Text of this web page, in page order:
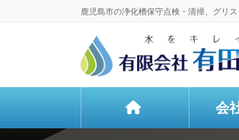
鹿児島市の浄化槽保守点検・清掃、グリ
会